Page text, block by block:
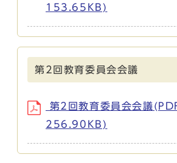
153.65KB)
第2回教育委員会会議
第2回教育委員会会議
256.90KB)